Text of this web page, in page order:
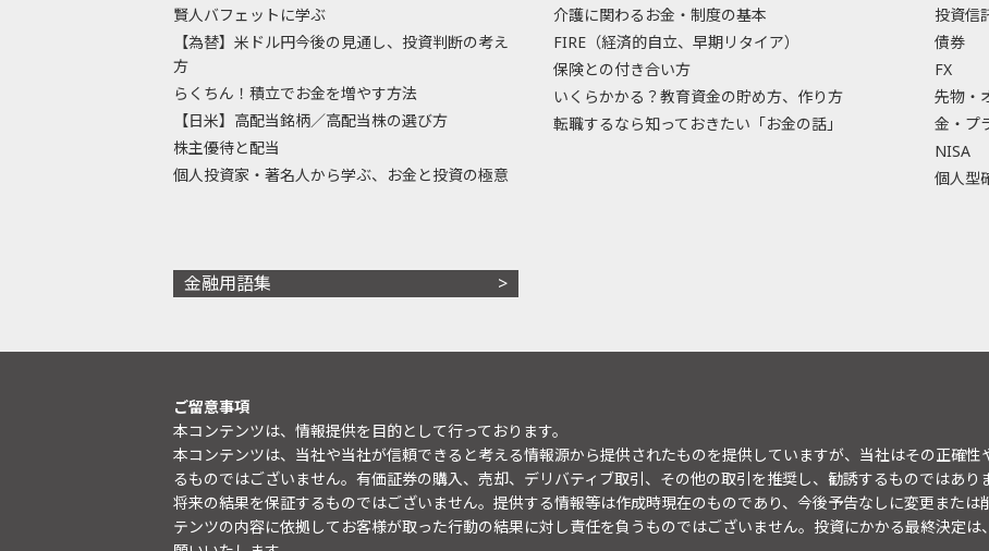
賢人バフェットに学ぶ
【為替】米ドル円今後の見通し、投資判断の考え
方
らくちん！積立でお金を増やす方法
【日米】高配当銘柄／高配当株の選び方
株主優待と配当
個人投資家・著名人から学ぶ、お金と投資の極意
介護に関わるお金・制度の基本
FIRE（経済的自立、早期リタイア）
保険との付き合い方
いくらかかる？教育資金の貯め方、作り方
転職するなら知っておきたい「お金の話」
投資信
債券
FX
先物・
金・プ
NISA
個人型
金融用語集
ご留意事項
本コンテンツは、情報提供を目的として行っております。
本コンテンツは、当社や当社が信頼できると考える情報源から提供されたものを提供していますが、当社はその正確
るものではございません。有価証券の購入、売却、デリバティブ取引、その他の取引を推奨し、勧誘するものではあり
将来の結果を保証するものではございません。提供する情報等は作成時現在のものであり、今後予告なしに変更また
テンツの内容に依拠してお客様が取った行動の結果に対し責任を負うものではございません。投資にかかる最終決定